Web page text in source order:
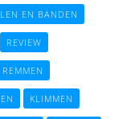
EN BANDEN
REVIEW
REMMEN
KLIMMEN